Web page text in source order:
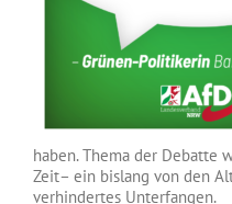
haben. Thema der Debatte
Zeit– ein bislang von den
verhindertes Unterfangen.